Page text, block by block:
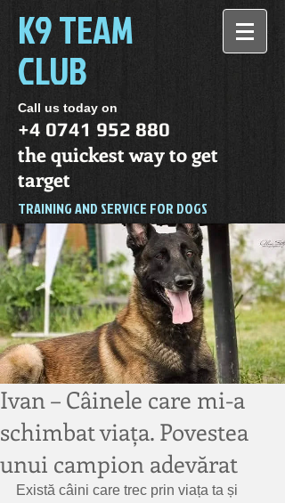
K9 TEAM
CLUB
Call us today on
+4 0741 952 880
the quickest way to get
target
TRAINING AND SERVICE FOR DOGS
Ivan – Câinele care mi-a
schimbat viața. Povestea
unui campion adevărat
Există câini care trec prin viața ta și